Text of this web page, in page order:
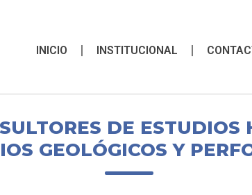
INICIO INSTITUCIONAL
DE ESTUDIOS
GEOLÓGICOS Y